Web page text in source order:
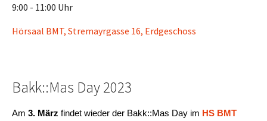
9:00 - 11:00 Uhr
Hörsaal BMT, Stremayrgasse 16, Erdgeschoss
Bakk::Mas Day 2023
Am 3. März findet wieder der Bakk::Mas Day im HS BMT